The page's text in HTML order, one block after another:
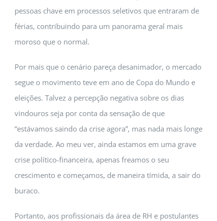
pessoas chave em processos seletivos que entraram de
férias, contribuindo para um panorama geral mais
moroso que o normal.
Por mais que o cenário pareça desanimador, o mercado
segue o movimento teve em ano de Copa do Mundo e
eleições. Talvez a percepção negativa sobre os dias
vindouros seja por conta da sensação de que
“estávamos saindo da crise agora”, mas nada mais longe
da verdade. Ao meu ver, ainda estamos em uma grave
crise político-financeira, apenas freamos o seu
crescimento e começamos, de maneira tímida, a sair do
buraco.
Portanto, aos profissionais da área de RH e postulantes